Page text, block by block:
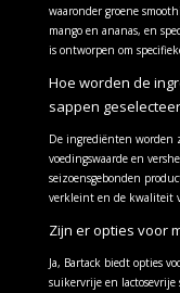
waaronder groene
mango en ananas, en
is ontworpen om
Hoe worden de
sappen
De ingrediënten worden
voedingswaarde en
seizoensgebonden
verkleint en de kwaliteit
Zijn er opties voor
Ja, Bartack biedt opties
suikervrije en